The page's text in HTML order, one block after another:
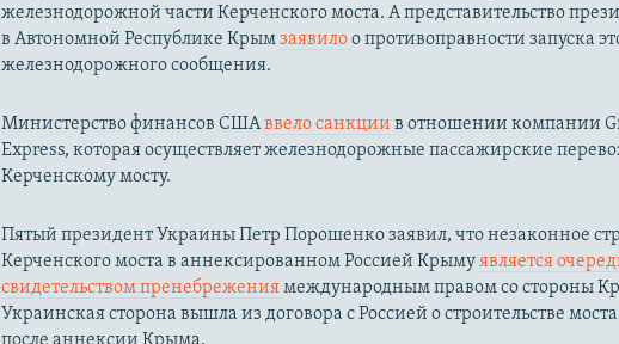
железнодорожной части Керченского моста. А представительство
в Автономной Республике Крымзаявилоо противоправности запуска
железнодорожного сообщения.
Министерство финансов СШАввело санкции в отношении компании
Express, которая осуществляет железнодорожные пассажирские
Керченскому мосту.
Пятый президент Украины Петр Порошенко заявил, что незаконное
Керченского моста в аннексированном Россией Крымуявляется
свидетельством пренебрежениямеждународным правом со стороны
Украинская сторона вышла из договора с Россией о строительстве моста
после аннексии Крыма.